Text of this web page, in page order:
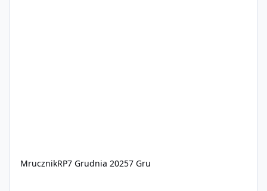
MrucznikRP7 Grudnia 20257 Gru